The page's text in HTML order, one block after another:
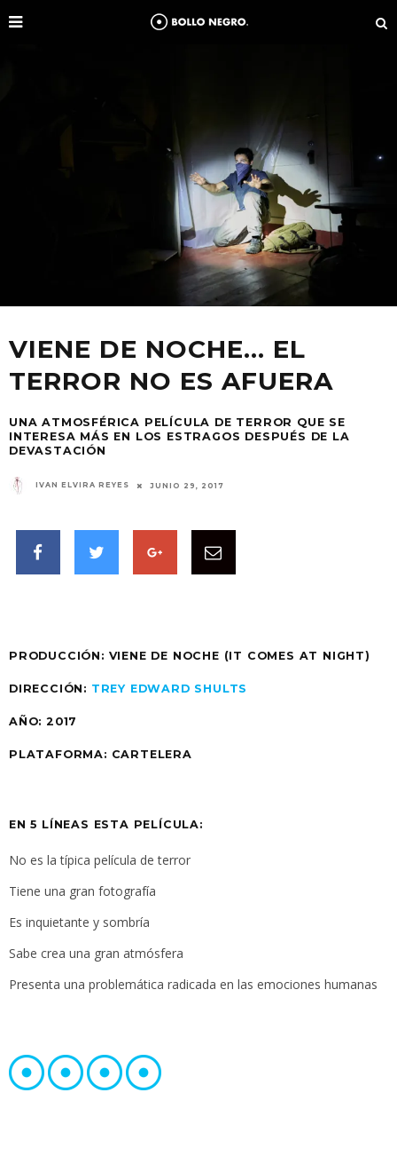
VIENE DE NOCHE… EL
TERROR NO ES AFUERA
UNA ATMOSFÉRICA PELÍCULA DE TERROR QUE SE
INTERESA MÁS EN LOS ESTRAGOS DESPUÉS DE LA
DEVASTACIÓN
IVAN ELVIRA REYES JUNIO 29, 2017
PRODUCCIÓN: VIENE DE NOCHE (IT COMES AT NIGHT)
DIRECCIÓN: TREY EDWARD SHULTS
AÑO: 2017
PLATAFORMA: CARTELERA
EN 5 LÍNEAS ESTA PELÍCULA:
No es la típica película de terror
Tiene una gran fotografía
Es inquietante y sombría
Sabe crea una gran atmósfera
Presenta una problemática radicada en las emociones humanas